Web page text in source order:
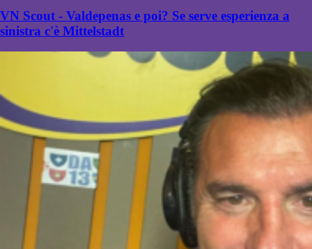
VN Scout - Valdepenas e poi? Se serve esperienza a
sinistra c'è Mittelstadt